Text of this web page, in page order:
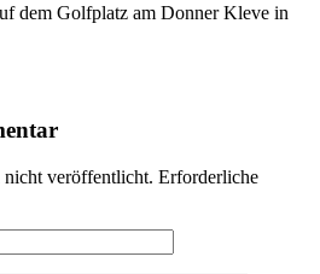
dem Golfplatz am Donner Kleve in
veröffentlicht. Erforderliche